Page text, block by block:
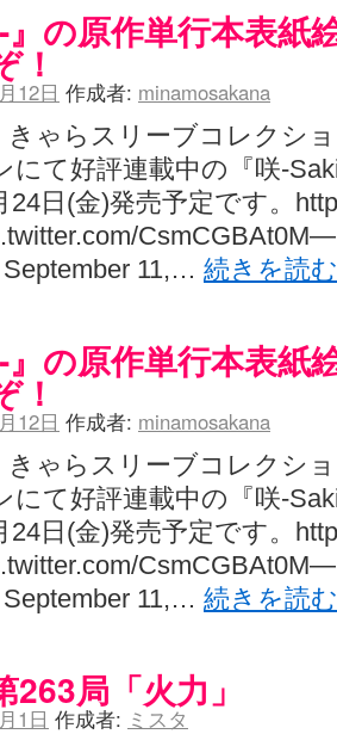
』の原作単行本表紙
！
12日 作成者: minamosakana
きゃらスリーブコレクシ
にて好評連載中の『咲-
24日(金)発売予定です。
11,… 続きを読
』の原作単行本表紙
！
12日 作成者: minamosakana
きゃらスリーブコレクシ
にて好評連載中の『咲-
24日(金)発売予定です。
11,… 続きを読
局「火力」
1日 作成者: ミスタ